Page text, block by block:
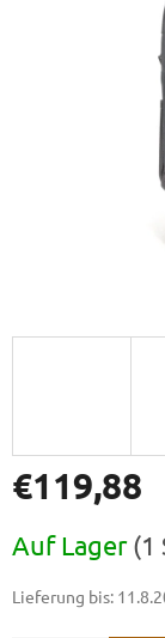
€119,88
Auf Lager(1
Lieferung bis: